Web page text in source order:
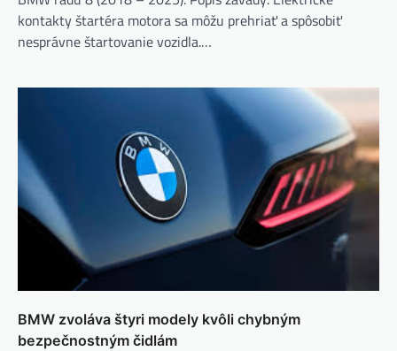
kontakty štartéra motora sa môžu prehriať a spôsobiť
nesprávne štartovanie vozidla.…
BMW zvoláva štyri modely kvôli chybným
bezpečnostným čidlám